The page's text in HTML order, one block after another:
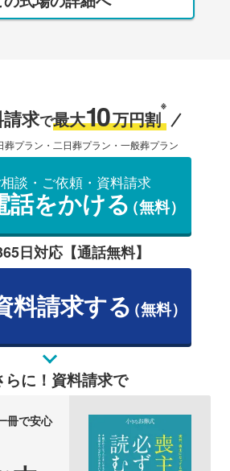
求で最大10万円割
※
葬プラン・二日葬プラン・一般葬プラン
談・ご依頼・資料請求
話をかける（無料）
日対応【通話無料】
料請求する（無料）
らに！資料請求で
冊で安心